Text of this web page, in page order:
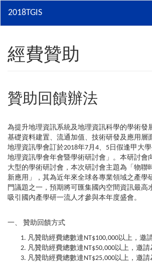
經費贊助
贊助回饋辦法
為提升地理資訊系統及地理資訊科學的學術發
基礎資料建置、流通加值、技術研發及應用層
地理資訊學會訂於2018年7月4、5日假逢甲大
地理資訊學會年會暨學術研討會」。本研討會
大型的學術研討會，本次研討會主題為「物聯
新應用」，其為近年來全球各專業領域之產學
門議題之一，預期將可匯集國內空間資訊最高
吸引國內產學研一流人才參與本年度盛會。
一、 贊助回饋方式
凡贊助經費總數達NT$100,000以上，邀
凡贊助經費總數達NT$50,000以上，邀請
凡贊助經費總數達NT$25,000以上，邀請